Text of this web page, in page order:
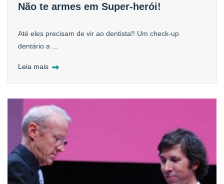
Não te armes em Super-herói!
Até eles precisam de vir ao dentista!! Um check-up
dentário a ...
Leia mais